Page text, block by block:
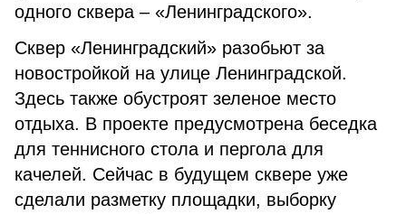
одного сквера – «Ленинградского».
Сквер «Ленинградский» разобьют за
новостройкой на улице Ленинградской.
Здесь также обустроят зеленое место
отдыха. В проекте предусмотрена беседка
для теннисного стола и пергола для
качелей. Сейчас в будущем сквере уже
сделали разметку площадки, выборку